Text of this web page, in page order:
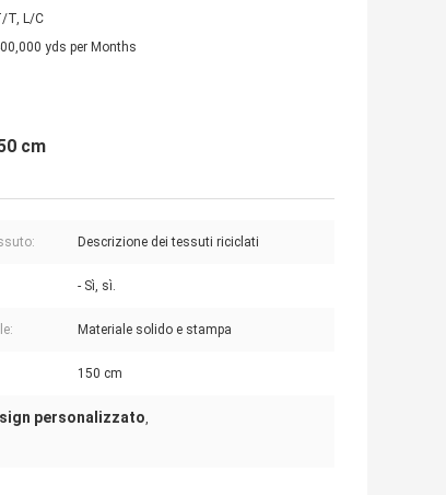
T, L/C
yds per Months
cm
Descrizione dei tessuti riciclati
- Sì, sì.
Materiale solido e stampa
150 cm
personalizzato,